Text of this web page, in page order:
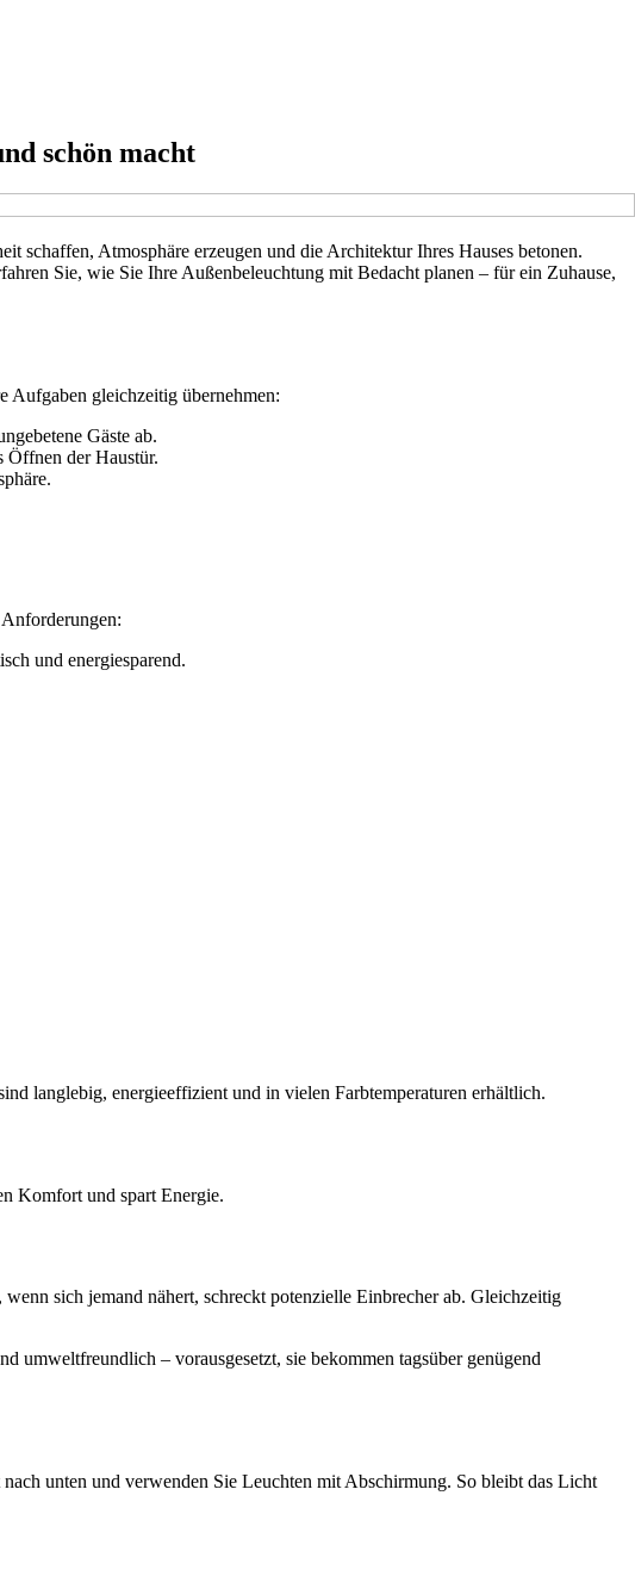
schön macht
schaffen, Atmosphäre erzeugen und die Architektur Ihres Hauses betonen.
Sie, wie Sie Ihre Außenbeleuchtung mit Bedacht planen – für ein Zuhause,
Aufgaben gleichzeitig übernehmen:
Gäste ab.
Öffnen der Haustür.
und energiesparend.
langlebig, energieeffizient und in vielen Farbtemperaturen erhältlich.
Komfort und spart Energie.
sich jemand nähert, schreckt potenzielle Einbrecher ab. Gleichzeitig
umweltfreundlich – vorausgesetzt, sie bekommen tagsüber genügend
unten und verwenden Sie Leuchten mit Abschirmung. So bleibt das Licht